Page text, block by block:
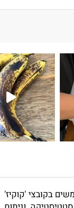
ופלפל חריף את
בקובצי 'קוקיז'